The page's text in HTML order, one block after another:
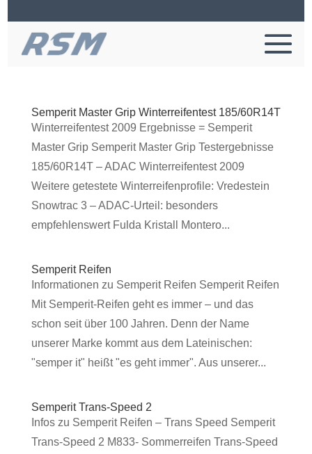
Semperit Master Grip Winterreifentest 185/60R14T
Winterreifentest 2009 Ergebnisse = Semperit
Master Grip Semperit Master Grip Testergebnisse
185/60R14T – ADAC Winterreifentest 2009
Weitere getestete Winterreifenprofile: Vredestein
Snowtrac 3 – ADAC-Urteil: besonders
empfehlenswert Fulda Kristall Montero...
Semperit Reifen
Informationen zu Semperit Reifen Semperit Reifen
Mit Semperit-Reifen geht es immer – und das
schon seit über 100 Jahren. Denn der Name
unserer Marke kommt aus dem Lateinischen:
"semper it" heißt "es geht immer". Aus unserer...
Semperit Trans-Speed 2
Infos zu Semperit Reifen – Trans Speed Semperit
Trans-Speed 2 M833- Sommerreifen Trans-Speed